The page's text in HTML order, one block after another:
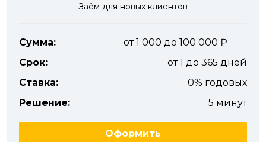
Заём для новых клиентов
Сумма:
от 1 000 до 100 000
Срок:
от 1 до 365 дней
Ставка:
0% годовых
Решение:
5 минут
Оформить